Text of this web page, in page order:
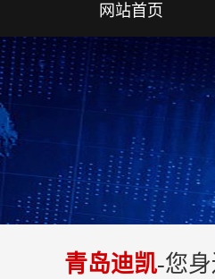
网站首页
青岛迪凯-您身